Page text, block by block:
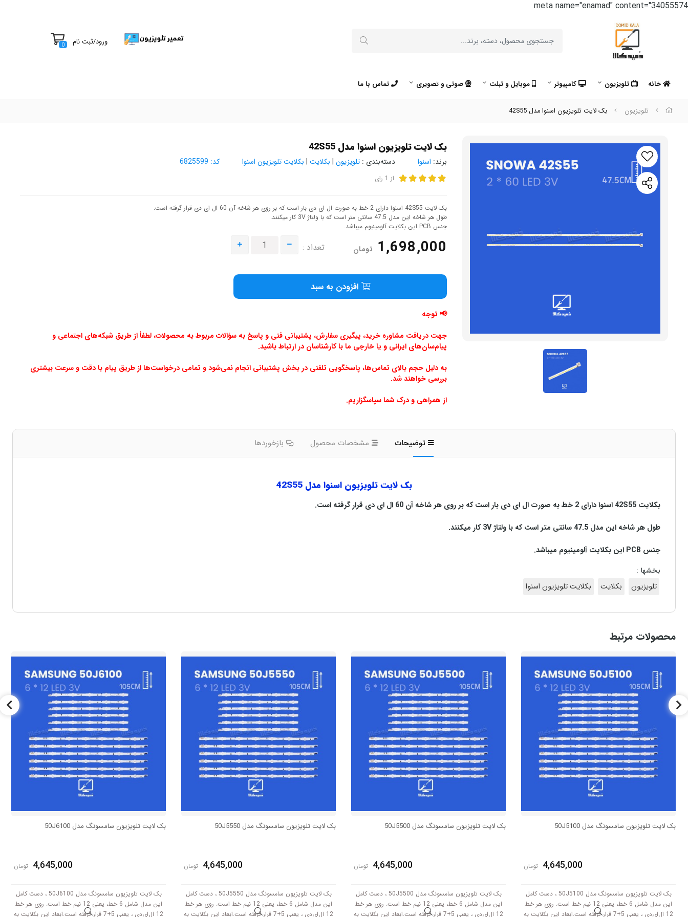
meta name="enamad" content="34055574
ورود/ثبت نام 0
خانه تلویزیون کامپیوتر موبایل و تبلت صوتی و تصویری تماس با ما
تلویزیون بک لایت تلویزیون اسنوا مدل 42S55
بک لایت تلویزیون اسنوا مدل 42S55
برند: اسنوا دسته‌بندی : تلویزیون | بکلایت | بکلایت تلویزیون اسنوا کد:
از 1 رای
بک لایت 42S55 اسنوا دارای 2 خط به صورت ال ای دی بار است که بر روی هر شاخه آن 60 ال ای دی قرار گرفته است.
طول هر شاخه این مدل 47.5 سانتی متر است که با ولتاژ 3V کار میکنند.
جنس PCB این بکلایت آلومینیوم میباشد.
1,698,000 تومان تعداد :
افزودن به سبد
📢 توجه
جهت دریافت مشاوره خرید، پیگیری سفارش، پشتیبانی فنی و پاسخ به سؤالات مربوط به محصولات، لطفاً از طریق شبکه‌های اجتماعی و
پیام‌سان‌های ایرانی و یا خارجی ما با کارشناسان در ارتباط باشید.
به دلیل حجم بالای تماس‌ها، پاسخگویی تلفنی در بخش پشتیبانی انجام نمی‌شود و تمامی درخواست‌ها از طریق پیام با دقت و سرعت بیشتری
بررسی خواهند شد.
از همراهی و درک شما سپاسگزاریم.
توضیحات مشخصات محصول بازخوردها
بک لایت تلویزیون اسنوا مدل 42S55
بکلایت 42S55 اسنوا دارای 2 خط به صورت ال ای دی بار است که بر روی هر شاخه آن 60 ال ای دی قرار گرفته است.
طول هر شاخه این مدل 47.5 سانتی متر است که با ولتاژ 3V کار میکنند.
جنس PCB این بکلایت آلومینیوم میباشد.
بخشها :
تلویزیون
بکلایت بکلایت تلویزیون اسنوا
محصولات مرتبط
بک لایت تلویزیون سامسونگ مدل 50J5100
4,645,000 تومان
بک لایت تلویزیون سامسونگ مدل 50J5100 ، دست کامل
این مدل شامل 6 خط، یعنی 12 نیم خط است. روی هر خط
12 ال‌ای‌دی ، یعنی 5+7 قرار گرفته است.ابعاد این بکلایت به
بک لایت تلویزیون سامسونگ مدل 50J5500
4,645,000 تومان
بک لایت تلویزیون سامسونگ مدل 50J5500 ، دست کامل
این مدل شامل 6 خط، یعنی 12 نیم خط است. روی هر خط
12 ال‌ای‌دی ، یعنی 5+7 قرار گرفته است.ابعاد این بکلایت به
بک لایت تلویزیون سامسونگ مدل 50J5550
4,645,000 تومان
بک لایت تلویزیون سامسونگ مدل 50J5550 ، دست کامل
این مدل شامل 6 خط، یعنی 12 نیم خط است. روی هر خط
12 ال‌ای‌دی ، یعنی 5+7 قرار گرفته است.ابعاد این بکلایت به
بک لایت تلویزیون سامسونگ مدل 50J6100
4,645,000 تومان
بک لایت تلویزیون سامسونگ مدل 50J6100 ، دست کامل
این مدل شامل 6 خط، یعنی 12 نیم خط است. روی هر خط
12 ال‌ای‌دی ، یعنی 5+7 قرار گرفته است.ابعاد این بکلایت به